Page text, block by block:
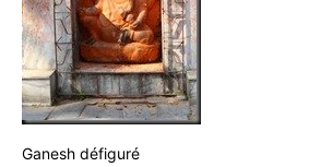
Ganesh défiguré